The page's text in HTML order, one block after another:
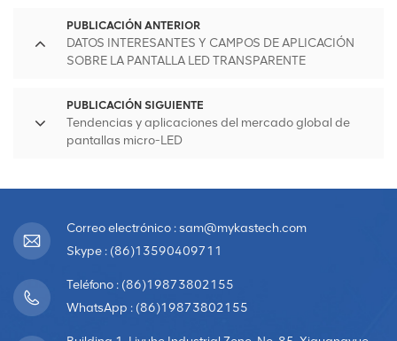
PUBLICACIÓN ANTERIOR
DATOS INTERESANTES Y CAMPOS DE APLICACIÓN
SOBRE LA PANTALLA LED TRANSPARENTE
PUBLICACIÓN SIGUIENTE
Tendencias y aplicaciones del mercado global de
pantallas micro-LED
Correo electrónico : sam@mykastech.com
Skype : (86)13590409711
Teléfono : (86)19873802155
WhatsApp : (86)19873802155